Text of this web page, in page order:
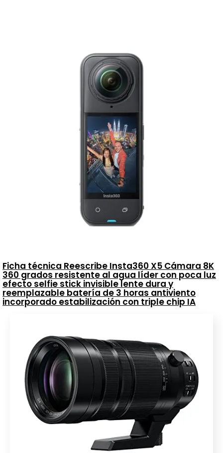
Ficha técnica Reescribe Insta360 X5 Cámara 8K
360 grados resistente al agua líder con poca luz
efecto selfie stick invisible lente dura y
reemplazable batería de 3 horas antiviento
incorporado estabilización con triple chip IA